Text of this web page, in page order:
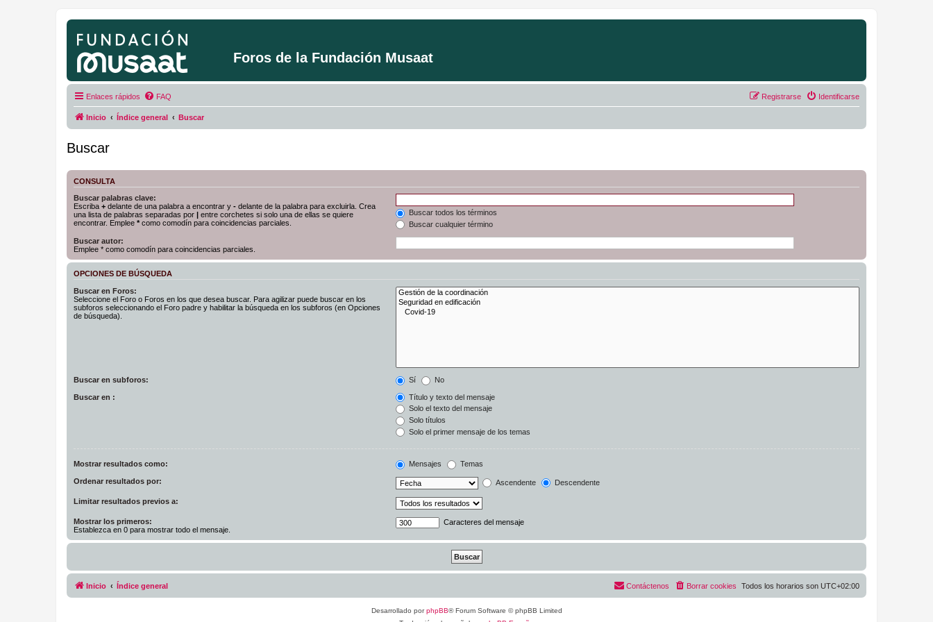
Foros de la Fundación Musaat
Enlaces rápidos FAQ Identificarse
Registrarse
Inicio Índice general Buscar
Buscar
CONSULTA
Buscar palabras clave:
Escriba + delante de una palabra a encontrar y - delante de la palabra para excluirla. Crea
una lista de palabras separadas por | entre corchetes si solo una de ellas se quiere
encontrar. Emplee * como comodín para coincidencias parciales.
Buscar todos los términos
Buscar cualquier término
Buscar autor:
Emplee * como comodín para coincidencias parciales.
OPCIONES DE BÚSQUEDA
Buscar en Foros:
Seleccione el Foro o Foros en los que desea buscar. Para agilizar puede buscar en los
subforos seleccionando el Foro padre y habilitar la búsqueda en los subforos (en Opciones
de búsqueda).
Buscar en subforos: Sí No
Buscar en :
Título y texto del mensaje
Solo el texto del mensaje
Solo títulos
Solo el primer mensaje de los temas
Mostrar resultados como: Mensajes Temas
Ordenar resultados por: Ascendente Descendente
Limitar resultados previos a:
Mostrar los primeros:
Establezca en 0 para mostrar todo el mensaje.
Caracteres del mensaje
Inicio Índice general Todos los horarios son UTC+02:00
Borrar cookies
Contáctenos
Desarrollado porphpBB® Forum Software © phpBB Limited